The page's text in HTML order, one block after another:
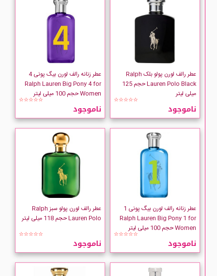
عطر رالف لورن پولو بلک Ralph
Lauren Polo Black حجم 125
میلی لیتر
☆☆☆☆☆
ناموجود
عطر زنانه رالف لورن بیگ پونی 4
Ralph Lauren Big Pony 4 for
Women حجم 100 میلی لیتر
☆☆☆☆☆
ناموجود
عطر زنانه رالف لورن بیگ پونی 1
Ralph Lauren Big Pony 1 for
Women حجم 100 میلی لیتر
☆☆☆☆☆
ناموجود
عطر رالف لورن پولو سبز Ralph
Lauren Polo حجم 118 میلی لیتر
☆☆☆☆☆
ناموجود